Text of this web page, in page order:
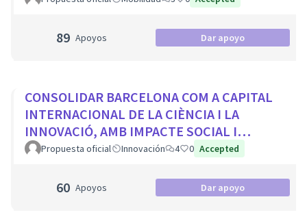
89 Apoyos Dar apoyo
CONSOLIDAR BARCELONA COM A CAPITAL
INTERNACIONAL DE LA CIÈNCIA I LA
INNOVACIÓ, AMB IMPACTE SOCIAL I
PROTAGONISME CIUTADÀ
Propuesta oficial Innovación 4 0 Accepted
60 Apoyos Dar apoyo